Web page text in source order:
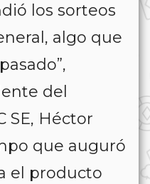
los sorteos
algo que
del
SE, Héctor
que auguró
el producto